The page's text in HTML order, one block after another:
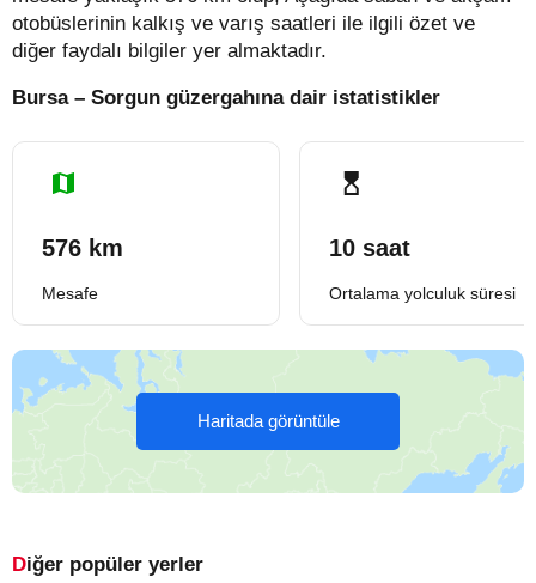
otobüslerinin kalkış ve varış saatleri ile ilgili özet ve
diğer faydalı bilgiler yer almaktadır.
Bursa – Sorgun güzergahına dair istatistikler
576 km
Mesafe
10 saat
Ortalama yolculuk süresi
Haritada görüntüle
Diğer popüler yerler